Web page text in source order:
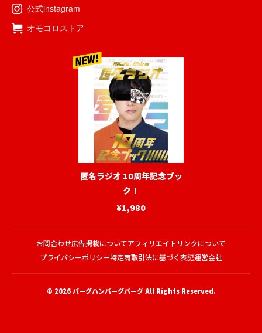
公式instagram
オモコロストア
匿名ラジオ 10周年記念ブッ
ク！
¥1,980
お問合わせ広告掲載についてアフィリエイトリンクについて
プライバシーポリシー特定商取引法に基づく表記運営会社
© 2026バーグハンバーグバーグAll Rights Reserved.